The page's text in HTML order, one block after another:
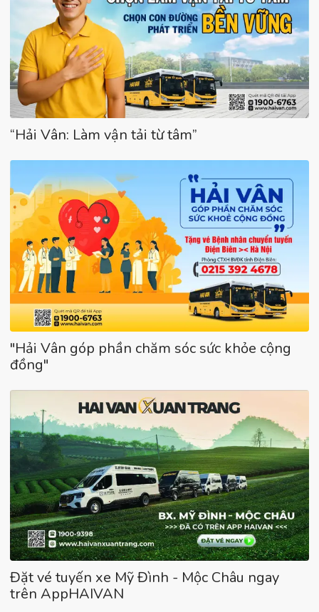
“Hải Vân: Làm vận tải từ tâm”
"Hải Vân góp phần chăm sóc sức khỏe cộng
đồng"
Đặt vé tuyến xe Mỹ Đình - Mộc Châu ngay
trên AppHAIVAN